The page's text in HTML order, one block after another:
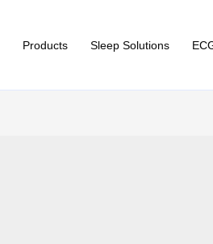
Products Sleep Solutions